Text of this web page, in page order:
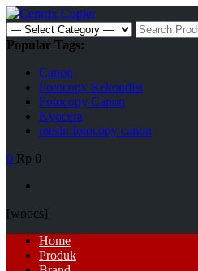
Skip
to
content
Search
for:
Popular Tags:
Canon
Fotocopy Rekondisi
Fotocopy Canon
Kyocera
mesin fotocopy canon
0 Rp 0
[woocs]
Primary
Menu
Home
Produk